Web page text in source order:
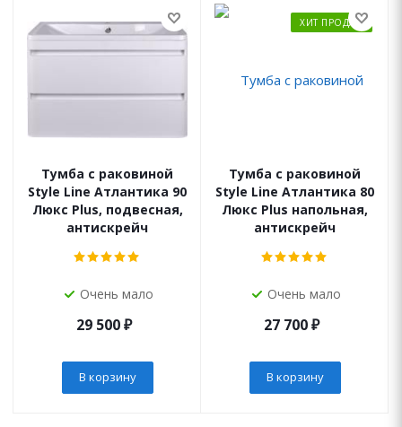
Тумба с раковиной
Style Line Атлантика 90
Люкс Plus, подвесная,
антискрейч
Очень мало
29 500₽
В корзину
ХИТ ПРОДАЖ
Тумба с раковиной
Style Line Атлантика 80
Люкс Plus напольная,
антискрейч
Очень мало
27 700₽
В корзину